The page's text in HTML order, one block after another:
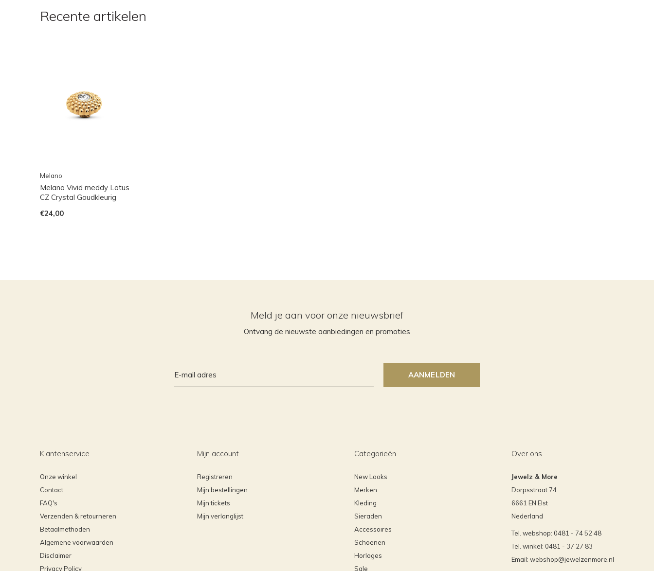
Recente artikelen
Melano
Melano Vivid meddy Lotus
CZ Crystal Goudkleurig
€24,00
Meld je aan voor onze nieuwsbrief
Ontvang de nieuwste aanbiedingen en promoties
AANMELDEN
Klantenservice
Onze winkel
Contact
FAQ's
Verzenden & retourneren
Betaalmethoden
Algemene voorwaarden
Disclaimer
Privacy Policy
Mijn account
Registreren
Mijn bestellingen
Mijn tickets
Mijn verlanglijst
Categorieën
New Looks
Merken
Kleding
Sieraden
Accessoires
Schoenen
Horloges
Sale
Over ons
Jewelz & More
Dorpsstraat 74
6661 EN Elst
Nederland
Tel. webshop: 0481 - 74 52 48
Tel. winkel: 0481 - 37 27 83
Email: webshop@jewelzenmore.nl